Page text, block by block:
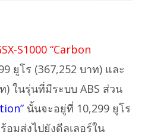
S1000 “Carbon
ยูโร (367,252 บาท) และ
) ในรุ่นที่มีระบบ ABS ส่วน
นั้นจะอยู่ที่ 10,299 ยูโร
อมส่งไปยังดีลเลอร์ใน